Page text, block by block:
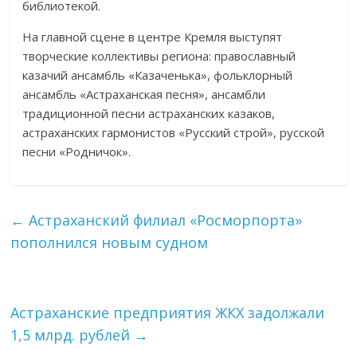
библиотекой.
На главной сцене в центре Кремля выступят
творческие коллективы региона: православный
казачий ансамбль «Казаченька», фольклорный
ансамбль «Астраханская песня», ансамбли
традиционной песни астраханских казаков,
астраханских гармонистов «Русский строй», русской
песни «Родничок».
← Астраханский филиал «Росморпорта»
пополнился новым судном
Астраханские предприятия ЖКХ задолжали
1,5 млрд. рублей →